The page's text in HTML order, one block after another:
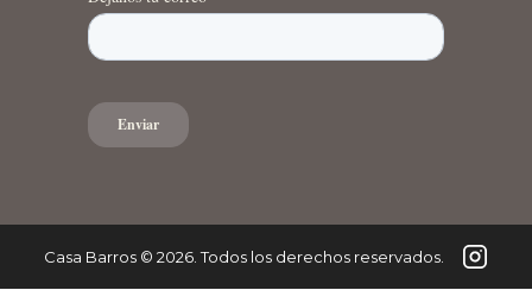
Casa Barros© 2026. Todos los derechos reservados.